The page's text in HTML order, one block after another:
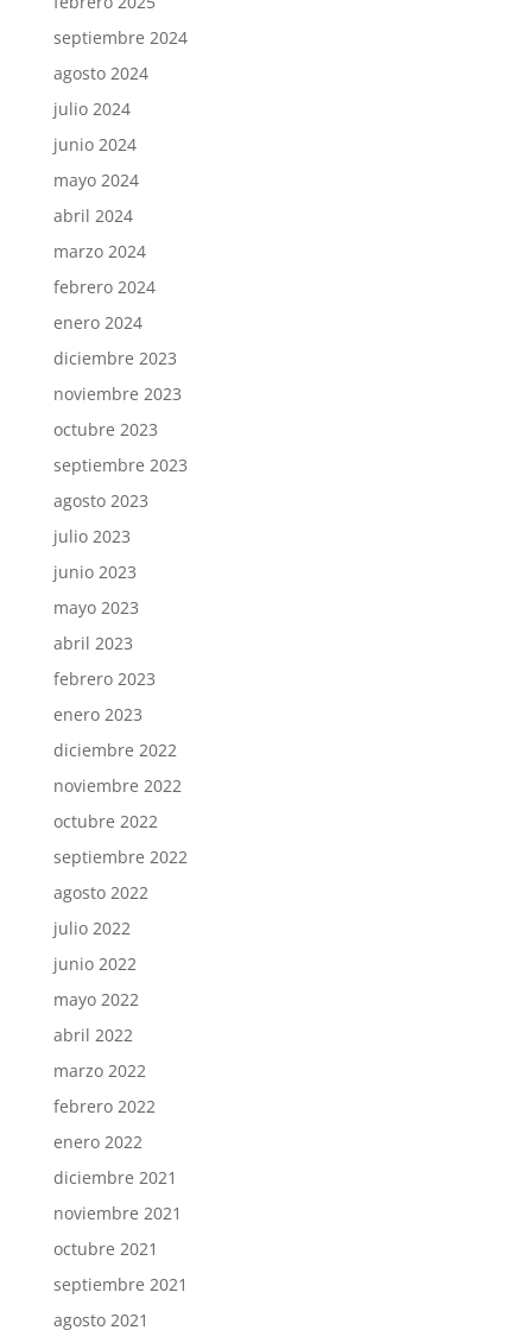
septiembre 2024
agosto 2024
julio 2024
junio 2024
mayo 2024
abril 2024
marzo 2024
febrero 2024
enero 2024
diciembre 2023
noviembre 2023
octubre 2023
septiembre 2023
agosto 2023
julio 2023
junio 2023
mayo 2023
abril 2023
febrero 2023
enero 2023
diciembre 2022
noviembre 2022
octubre 2022
septiembre 2022
agosto 2022
julio 2022
junio 2022
mayo 2022
abril 2022
marzo 2022
febrero 2022
enero 2022
diciembre 2021
noviembre 2021
octubre 2021
septiembre 2021
agosto 2021